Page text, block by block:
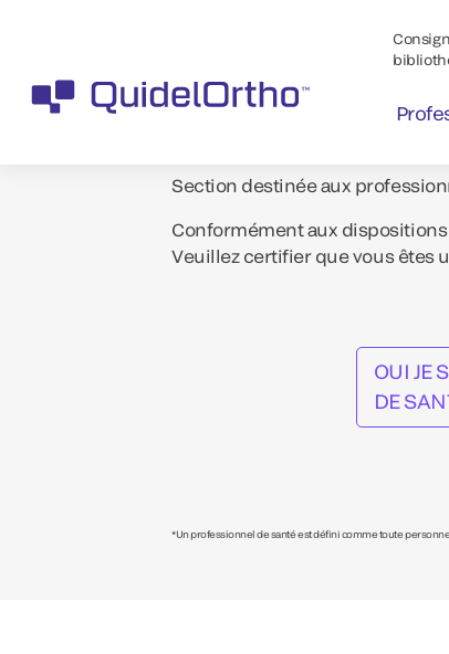
Section destinée aux
Conformément aux
Veuillez certifier que vous êtes
OUI JE
DE
*Un professionnel de santé est défini comme toute